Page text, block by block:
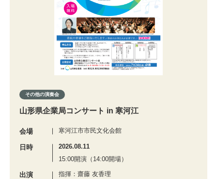
その他の演奏会
山形県企業局コンサート in 寒河江
会場 寒河江市市民文化会館
日時
2026.08.11
15:00開演（14:00開場）
出演
指揮：齋藤 友香理